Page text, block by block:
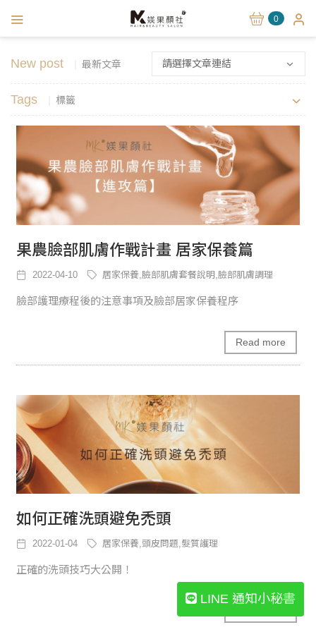
LINE 通知小秘書
0
果農臉部肌膚作戰計畫 居家保養篇
2022-04-10 居家保養,臉部肌膚套餐說明,臉部肌膚調理
臉部護理療程後的注意事項及臉部居家保養程序
Read more
如何正確洗頭避免禿頭
2022-01-04 居家保養,頭皮問題,髮質護理
正確的洗頭技巧大公開！
New post 最新文章 請選擇文章連結
Tags 標籤